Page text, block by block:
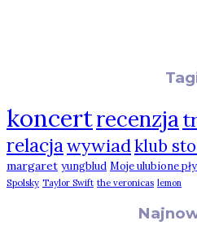
koncertrecenzja
relacja wywiadklub
margaret yungblud Moje ulubione
Spolsky Taylor Swift the veronicas lemon